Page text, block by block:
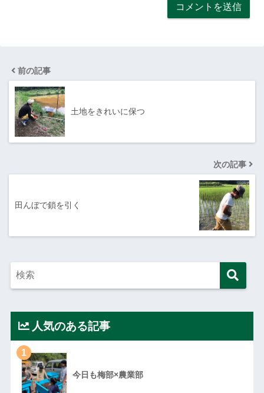
前の記事
土地をきれいに保つ
次の記事
田んぼで鎖を引く
人気のある記事
1
今日も梅部×農業部